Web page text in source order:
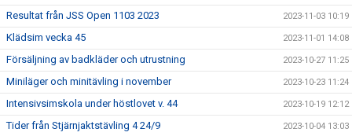
Resultat från JSS Open 1103 2023 2023-11-03 10:19
Klädsim vecka 45 2023-11-01 14:08
Försäljning av badkläder och utrustning 2023-10-27 11:25
Miniläger och minitävling i november 2023-10-23 11:24
Intensivsimskola under höstlovet v. 44 2023-10-19 12:12
Tider från Stjärnjaktstävling 4 24/9 2023-10-04 13:03